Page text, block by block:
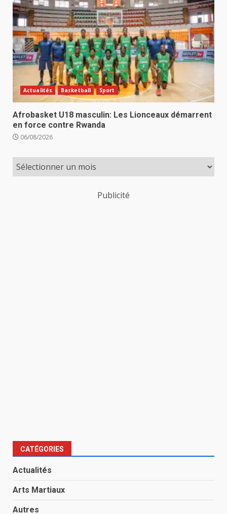
Actualités Basketball Sport
Afrobasket U18 masculin: Les Lionceaux démarrent
en force contre Rwanda
06/08/2026
Publicité
CATÉGORIES
Actualités
Arts Martiaux
Autres